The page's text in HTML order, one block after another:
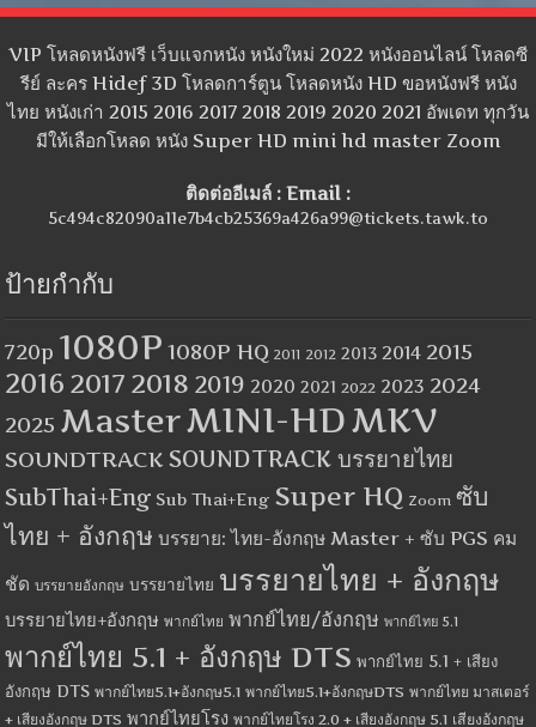
VIP โหลดหนังฟรี เว็บแจกหนัง หนังใหม่ 2022 หนังออนไลน์ โหลดซี
รีย์ ละคร Hidef 3D โหลดการ์ตูน โหลดหนัง HD ขอหนังฟรี หนัง
ไทย หนังเก่า 2015 2016 2017 2018 2019 2020 2021 อัพเดท ทุกวัน
มีให้เลือกโหลด หนัง Super HD mini hd master Zoom
ติดต่ออีเมล์ : Email :
5c494c82090a11e7b4cb25369a426a99@tickets.tawk.to
ป้ายกำกับ
720p 1080P 1080P HQ 2011 2012 2013 2014 2015
2016 2017 2018 2019 2020 2021 2022 2023 2024
2025 MasterMINI-HDMKV
SOUNDTRACK SOUNDTRACK บรรยายไทย
SubThai+Eng Sub Thai+Eng Super HQ Zoom ซับ
ไทย + อังกฤษ บรรยาย: ไทย-อังกฤษ Master + ซับ PGS คม
ชัด บรรยายอังกฤษ บรรยายไทย บรรยายไทย + อังกฤษ
บรรยายไทย+อังกฤษ พากย์ไทย พากย์ไทย/อังกฤษ พากย์ไทย 5.1
พากย์ไทย 5.1 + อังกฤษ DTS พากย์ไทย 5.1 + เสียง
อังกฤษ DTS พากย์ไทย5.1+อังกฤษ5.1 พากย์ไทย5.1+อังกฤษDTS พากย์ไทย มาสเตอร์
+ เสียงอังกฤษ DTS พากย์ไทยโรง พากย์ไทยโรง 2.0 + เสียงอังกฤษ 5.1 เสียงอังกฤษ